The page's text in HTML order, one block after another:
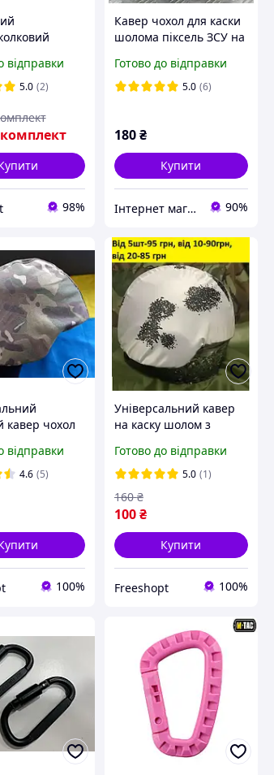
плитоноску,
захист шиї
відправки
5.0 (2)
98%
Кавер чохол для каски
шолома піксель ЗСУ на
маскувальний чохол на
шолом для військових
Готово до відправки
5.0 (6)
180₴
Купити
Інтернет магазин PaGo це товари від виробника, капці, військова амуніція, тапочки, товари для дому 90%
кавер чохол
ЗСУ ВСУ
розмір
відправки
4.6 (5)
100%
Універсальний кавер
на каску шолом з
білий зимовий чохол
Готово до відправки
5.0 (1)
100₴
160 ₴
Купити
Freeshopt 100%